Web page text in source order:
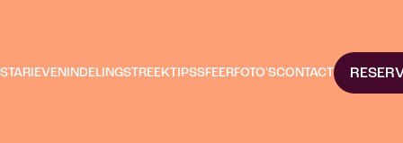
TARIEVENINDELINGSTREEKTIPSSFEERFOTO'SCONTACT